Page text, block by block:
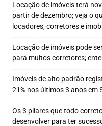
Locação de imóveis terá
partir de dezembro; veja o
locadores, corretores e
Locação de imóveis pode
para muitos corretores;
Imóveis de alto padrão
21% nos últimos 3 anos em
Os 3 pilares que todo
desenvolver para ter